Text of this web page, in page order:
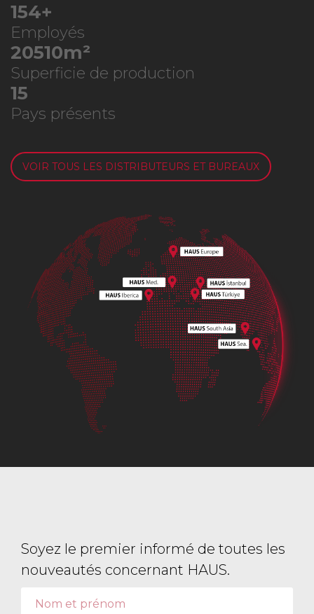
227+
Employés
30244m²
Superficie de production
22
Pays présents
VOIR TOUS LES DISTRIBUTEURS ET BUREAUX
Soyez le premier informé de toutes les
nouveautés concernant HAUS.